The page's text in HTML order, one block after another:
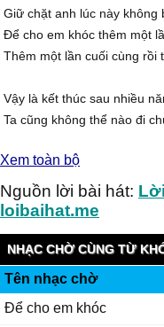
Giữ chặt anh lúc này không
Để cho em khóc thêm một
Thêm một lần cuối cùng rồi
Vậy là kết thúc sau nhiều
Ta cũng không thể nào đi
Vì yêu anh quá đậm sâu để
Điệp khúc:
Từng ngày trôi qua là
Có bao giờ trong mơ vội vã
Như em từng mơ, em từng
Cố dối lòng tỏ ra mạnh mẽ
Xem toàn bộ
Nguồn lời bài hát:
loibaihat.me
NHẠC CHỜ CÙNG TỪ
Tên nhạc chờ
Để cho em khóc